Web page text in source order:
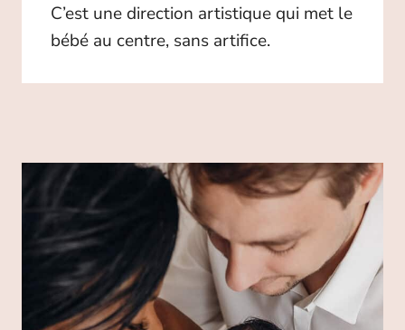
C’est une direction artistique qui met le
bébé au centre, sans artifice.